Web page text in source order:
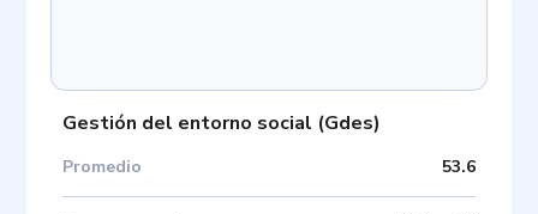
Gestión del entorno social (Gdes)
Promedio 53.6